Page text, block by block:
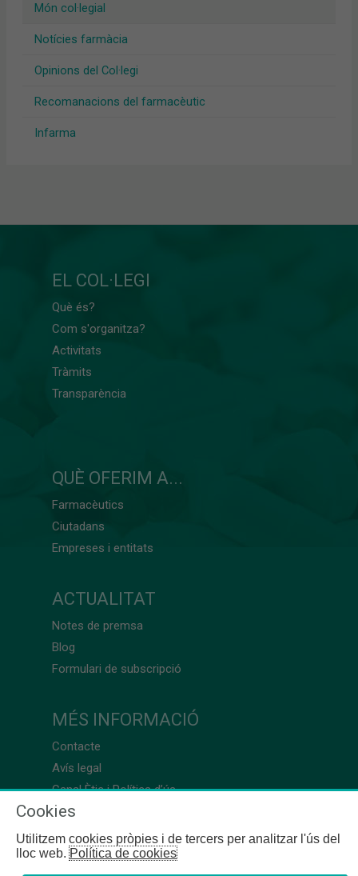
Món col·legial
Notícies farmàcia
Opinions del Col·legi
Recomanacions del farmacèutic
Infarma
EL COL·LEGI
Què és?
Com s'organitza?
Activitats
Tràmits
Transparència
QUÈ OFERIM A...
Farmacèutics
Ciutadans
Empreses i entitats
ACTUALITAT
Notes de premsa
Blog
Formulari de subscripció
MÉS INFORMACIÓ
Contacte
Avís legal
Canal Ètic i Política d’ús
Cookies
Utilitzem cookies pròpies i de tercers per analitzar l'ús del
lloc web.Política de cookies